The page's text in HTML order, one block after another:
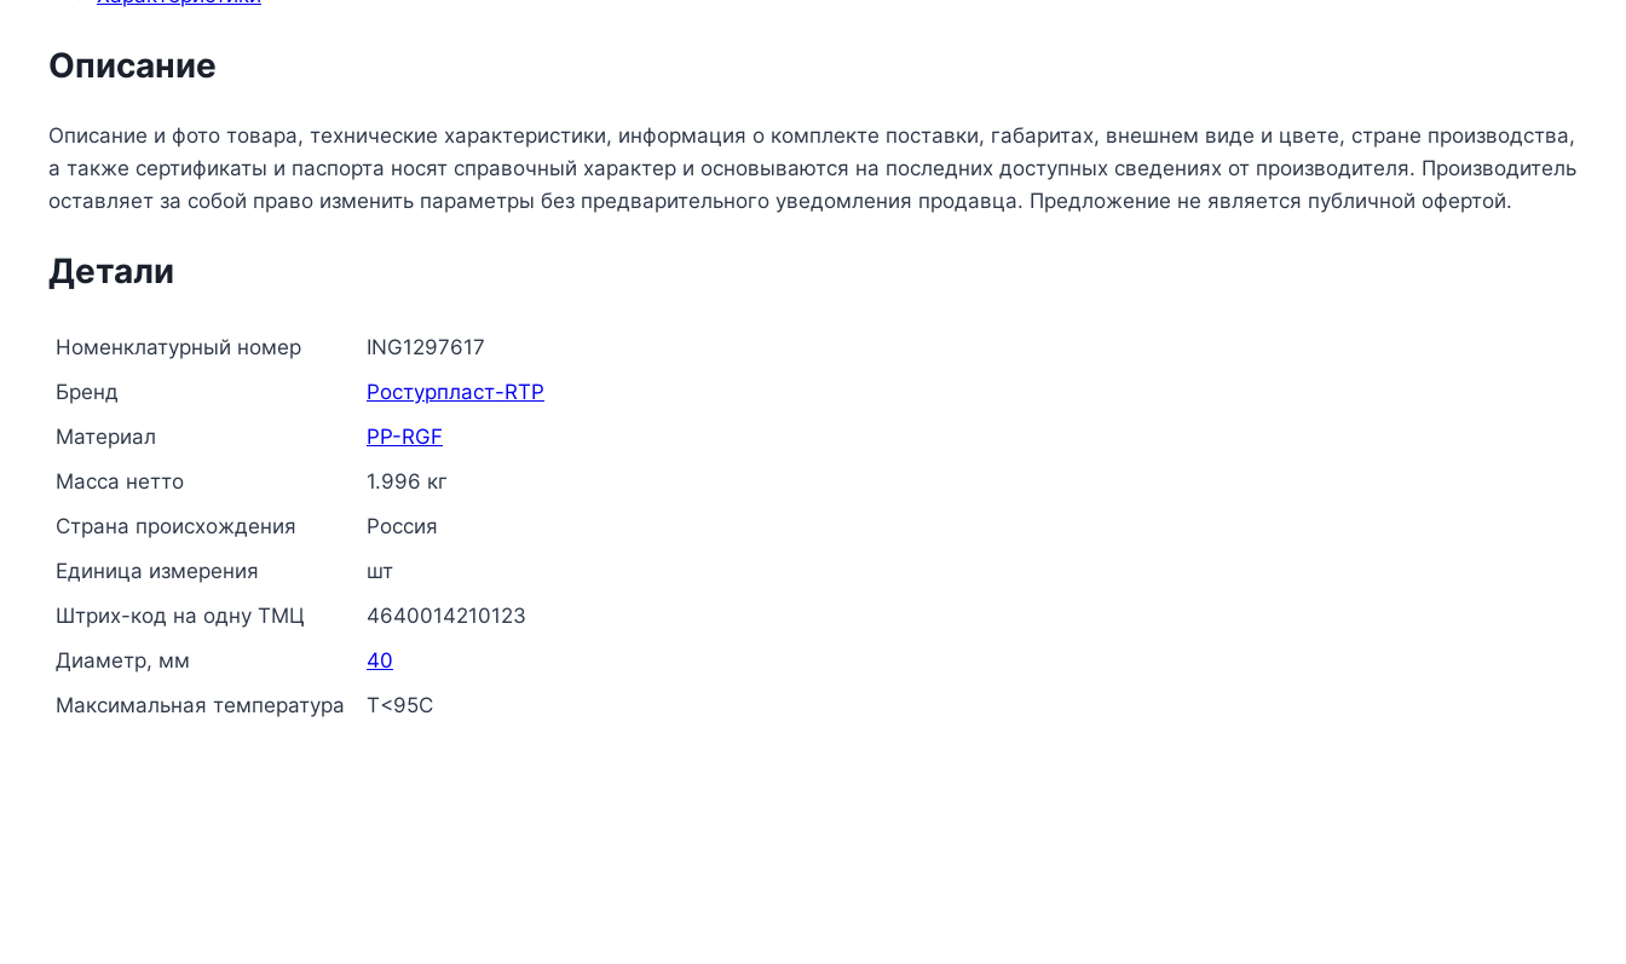
Описание
Описание и фото товара, технические характеристики, информация о комплекте поставки, габаритах, внешнем виде и цвете, стране производства,
а также сертификаты и паспорта носят справочный характер и основываются на последних доступных сведениях от производителя. Производитель
оставляет за собой право изменить параметры без предварительного уведомления продавца. Предложение не является публичной офертой.
Детали
Номенклатурный номер
ING1297617
Бренд
Ростурпласт-RTP
Материал
PP-RGF
Масса нетто
1.996 кг
Страна происхождения
Россия
Единица измерения
шт
Штрих-код на одну ТМЦ
4640014210123
Диаметр, мм
40
Максимальная температура
Т<95С